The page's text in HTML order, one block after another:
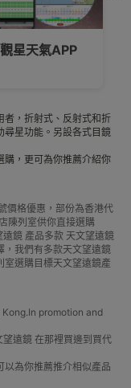
星天氣APP
者，折射式、反射式和折
尋星功能。另設各式目鏡
購，更可為你推薦介紹你
價格優惠，部份為香港代
陳列室供你直接選購
鏡 產品多款 天文望遠鏡
，我們有多款天文望遠鏡
室選購目標天文望遠鏡產
promotion and
遠鏡 在那裡買邊到買代
以為你推薦推介相似產品